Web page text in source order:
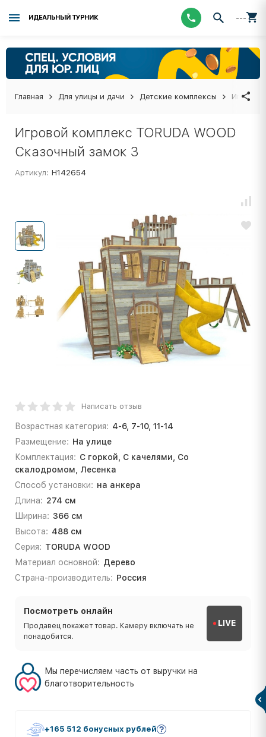
ИДЕАЛЬНЫЙ ТУРНИК ---
Главная Для улицы и дачи Детские комплексы Игровой
Игровой комплекс TORUDA WOOD
Сказочный замок 3
Артикул: Н142654
Написать отзыв
Возрастная категория: 4-6, 7-10, 11-14
Размещение: На улице
Комплектация: С горкой, С качелями, Со
скалодромом, Лесенка
Способ установки: на анкера
Длина: 274 см
Ширина: 366 см
Высота: 488 см
Серия: TORUDA WOOD
Материал основной: Дерево
Страна-производитель: Россия
Посмотреть онлайн
Продавец покажет товар. Камеру включать не
понадобится.
LIVE
Мы перечисляем часть от выручки на
благотворительность
+165 512 бонусных рублей